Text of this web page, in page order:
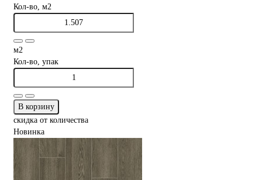
Кол-во, м2
м2
Кол-во, упак
В корзину
скидка от количества
Новинка